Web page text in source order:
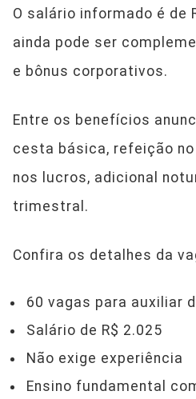
O salário informado é de
ainda pode ser
e bônus corporativos.
Entre os benefícios
cesta básica, refeição
nos lucros, adicional
trimestral.
Confira os detalhes da
60 vagas para auxiliar
Salário de R$ 2.025
Não exige experiência
Ensino fundamental